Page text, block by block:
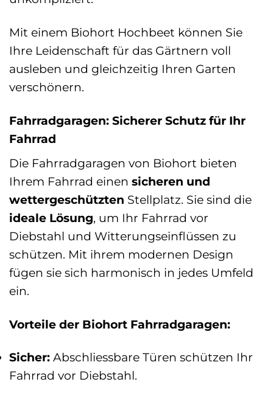
Mit einem Biohort Hochbeet können Sie
Ihre Leidenschaft für das Gärtnern voll
ausleben und gleichzeitig Ihren Garten
verschönern.
Fahrradgaragen: Sicherer Schutz für Ihr
Fahrrad
Die Fahrradgaragen von Biohort bieten
Ihrem Fahrrad einen sicheren und
wettergeschützten Stellplatz. Sie sind die
ideale Lösung, um Ihr Fahrrad vor
Diebstahl und Witterungseinflüssen zu
schützen. Mit ihrem modernen Design
fügen sie sich harmonisch in jedes Umfeld
ein.
Vorteile der Biohort Fahrradgaragen:
Sicher: Abschliessbare Türen schützen Ihr
Fahrrad vor Diebstahl.